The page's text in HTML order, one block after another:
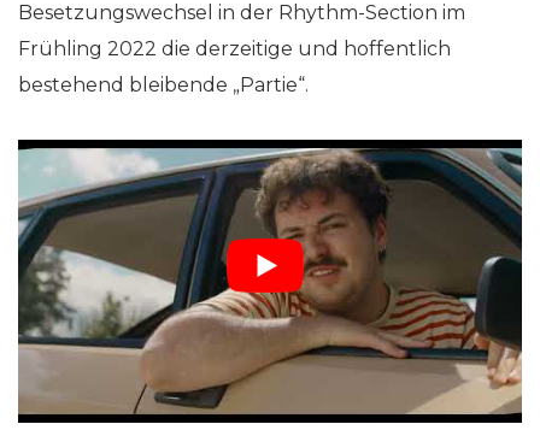
Besetzungswechsel in der Rhythm-Section im
Frühling 2022 die derzeitige und hoffentlich
bestehend bleibende „Partie“.